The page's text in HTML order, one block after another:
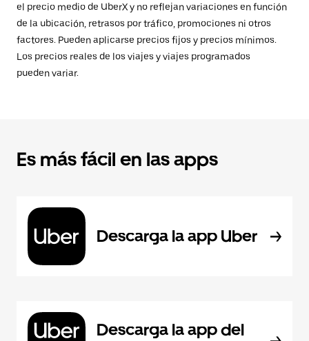
el precio medio de UberX y no reflejan variaciones en función
de la ubicación, retrasos por tráfico, promociones ni otros
factores. Pueden aplicarse precios fijos y precios mínimos.
Los precios reales de los viajes y viajes programados
pueden variar.
Es más fácil en las apps
Descarga la app Uber
Descarga la app del